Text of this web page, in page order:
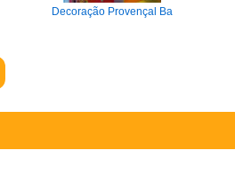
Decoração Provençal Ba